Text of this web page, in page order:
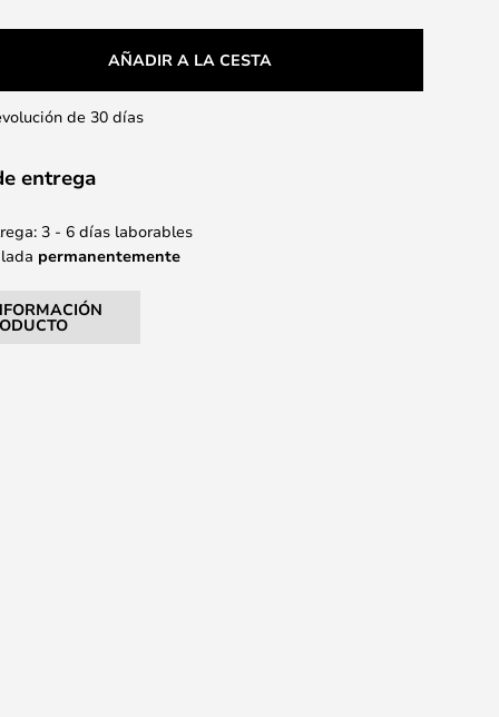
AÑADIR A LA CESTA
de 30 días
entrega
3 - 6 días laborables
permanentemente